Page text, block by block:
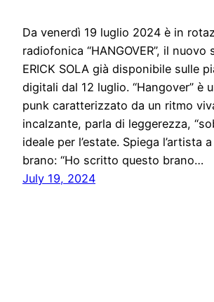
Da venerdì 19 luglio 2024 è in
radiofonica “HANGOVER”, il nuovo
ERICK SOLA già disponibile sulle
digitali dal 12 luglio. “Hangover” è
punk caratterizzato da un ritmo
incalzante, parla di leggerezza,
ideale per l’estate. Spiega l’artista
brano: “Ho scritto questo brano…
July 19, 2024